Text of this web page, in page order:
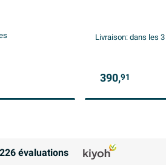
Livraison:dans les
390,91
évaluations